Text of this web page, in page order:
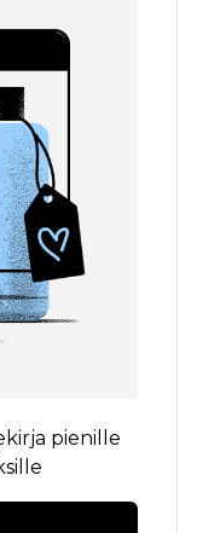
pienille